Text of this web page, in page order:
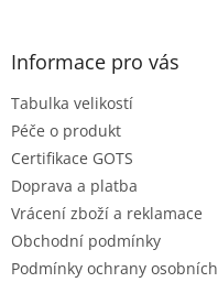
Informace pro vás
Tabulka velikostí
Péče o produkt
Certifikace GOTS
Doprava a platba
Vrácení zboží a reklamace
Obchodní podmínky
Podmínky ochrany